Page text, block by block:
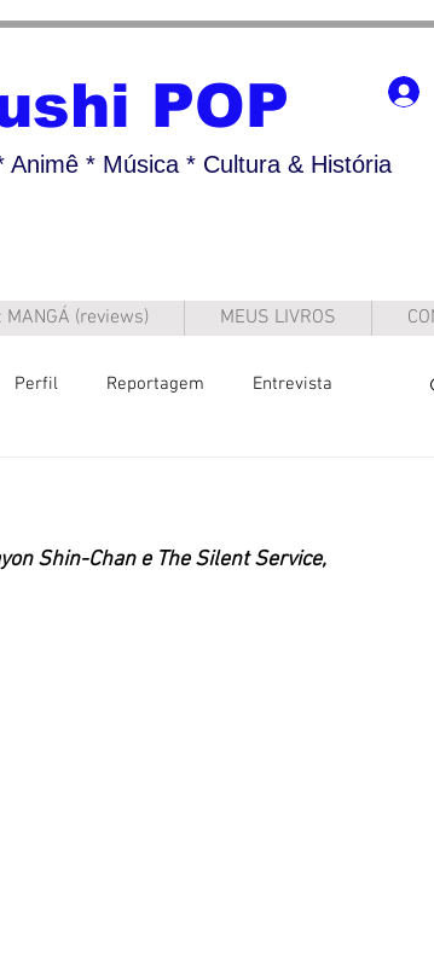
POP
Animê * Música * Cultura & História
MANGÁ (reviews) MEUS LIVROS
Perfil Reportagem Entrevista
Shin-Chan e The Silent Service,